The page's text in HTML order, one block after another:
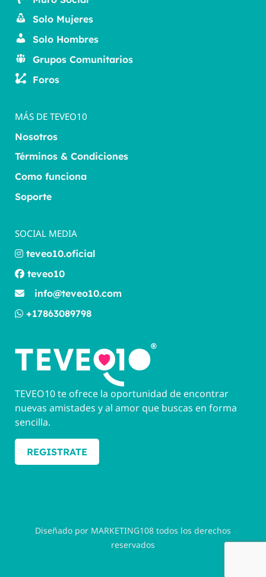
Solo Mujeres
Solo Hombres
Grupos Comunitarios
Foros
MÁS DE TEVEO10
Nosotros
Términos & Condiciones
Como funciona
Soporte
SOCIAL MEDIA
teveo10.oficial
teveo10
info@teveo10.com
+17863089798
TEVEO10 te ofrece la oportunidad de encontrar
nuevas amistades y al amor que buscas en forma
sencilla.
REGISTRATE
Diseñado por MARKETING108 todos los derechos
reservados